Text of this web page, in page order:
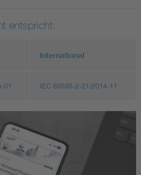
entspricht:
International
01 IEC 60598-2-21:2014-11